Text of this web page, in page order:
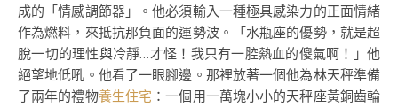
成的「情感調節器」。他必須輸入一種極具感染力的正面情緒
作為燃料，來抵抗那負面的運勢波。「水瓶座的優勢，就是超
脫一切的理性與冷靜…才怪！我只有一腔熱血的傻氣啊！」他
絕望地低吼。他看了一眼腳邊。那裡放著一個他為林天秤準備
了兩年的禮物養生住宅 ：一個用一萬塊小小的天秤座黃銅齒輪